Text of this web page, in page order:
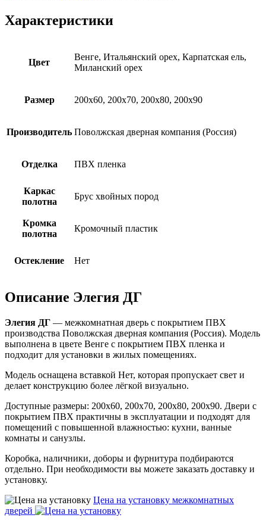
Характеристики
Цвет
Венге, Итальянский орех, Карпатская ель,
Миланский орех
Размер 200х60, 200х70, 200х80, 200х90
Производитель Поволжская дверная компания (Россия)
Отделка ПВХ пленка
Каркас
полотна
Брус хвойных пород
Кромка
полотна
Кромочный пластик
Остекление Нет
Описание Элегия ДГ
Элегия ДГ — межкомнатная дверь с покрытием ПВХ
производства Поволжская дверная компания (Россия). Модель
выполнена в цвете Венге с покрытием ПВХ пленка и
подходит для установки в жилых помещениях.
Модель оснащена вставкой Нет, которая пропускает свет и
делает конструкцию более лёгкой визуально.
Доступные размеры: 200х60, 200х70, 200х80, 200х90. Двери с
покрытием ПВХ практичны в эксплуатации и подходят для
помещений с повышенной влажностью: кухни, ванные
комнаты и санузлы.
Коробка, наличники, доборы и фурнитура подбираются
отдельно. При необходимости вы можете заказать доставку и
установку.
Цена на установку межкомнатных
дверей